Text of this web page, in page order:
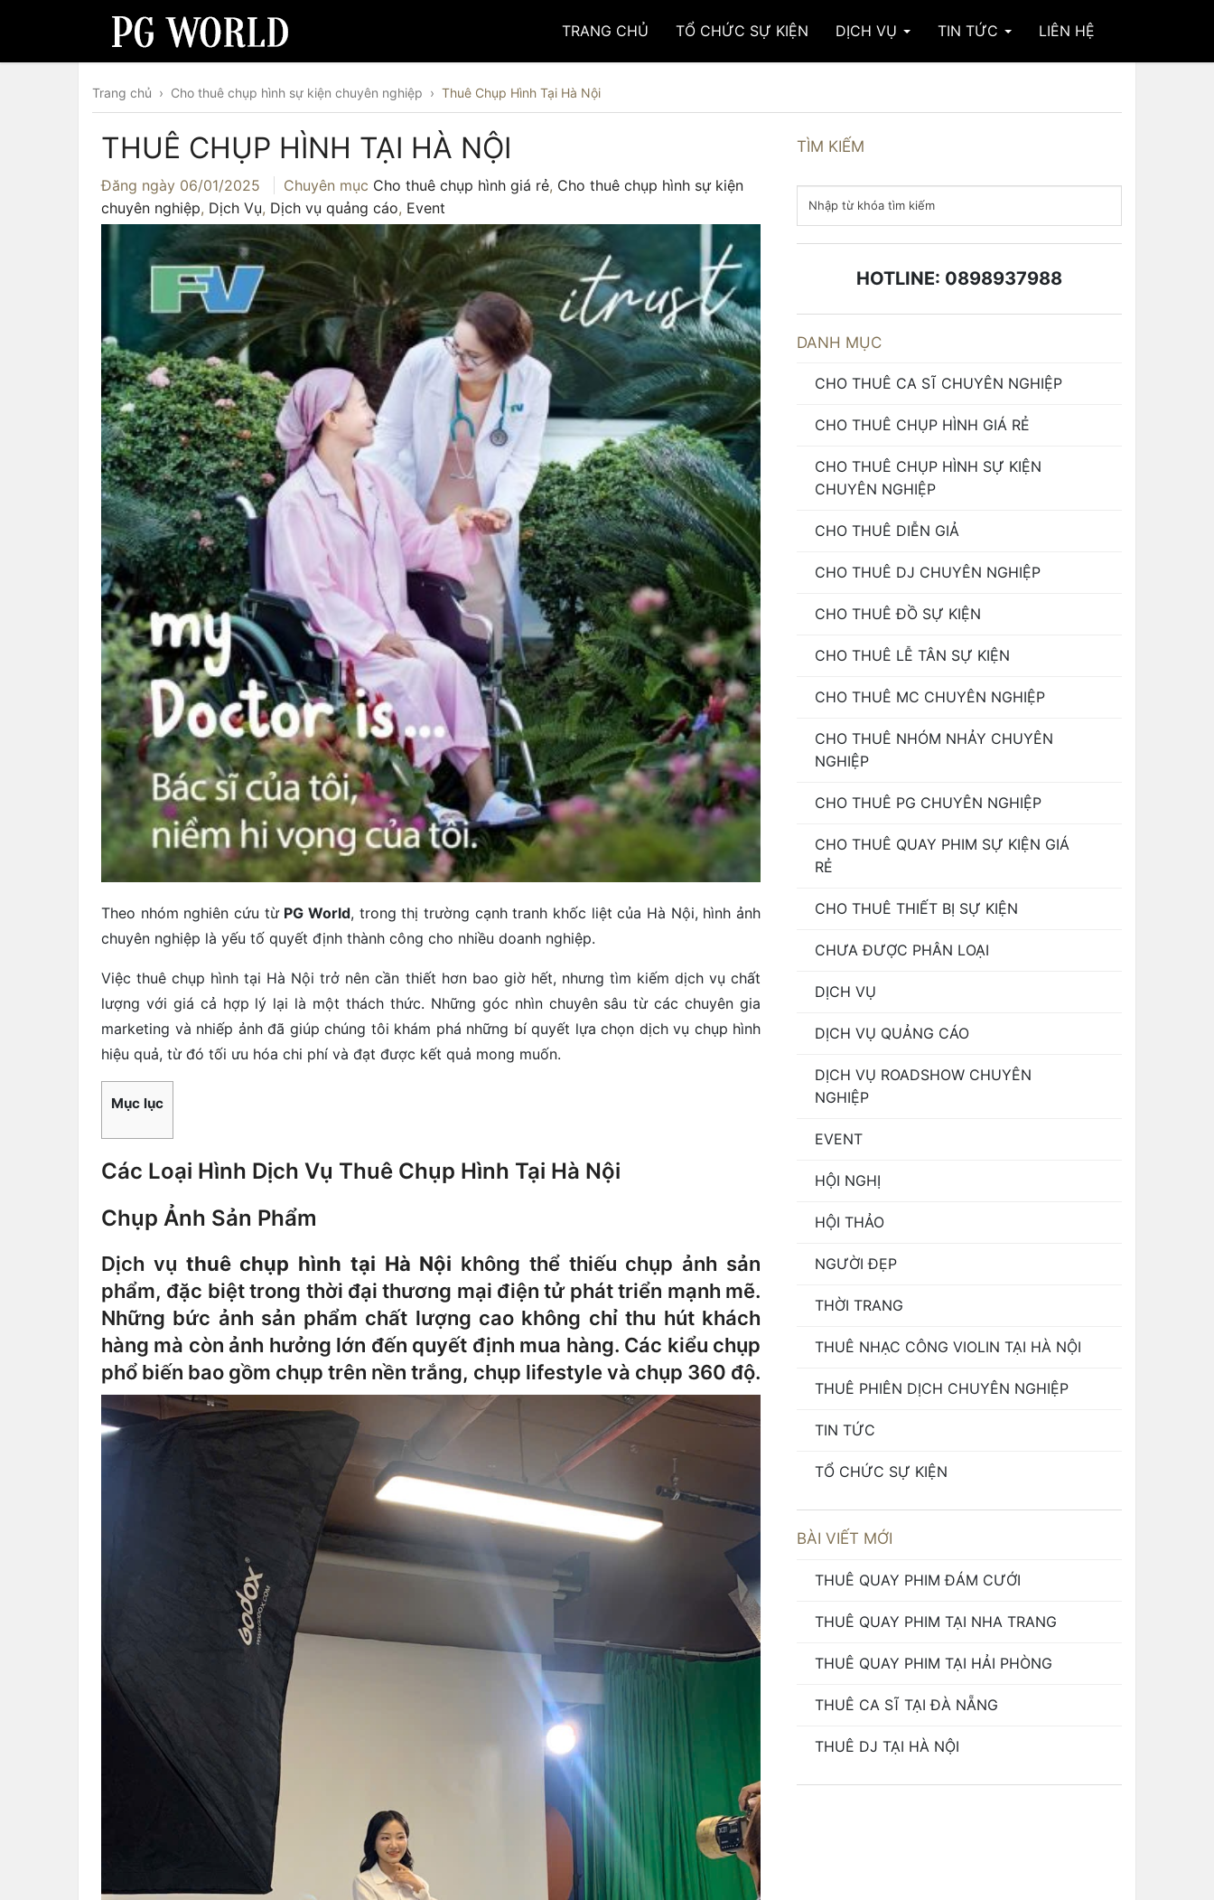
TRANG CHỦ TỔ CHỨC SỰ KIỆN DỊCH VỤ TIN TỨC LIÊN HỆ
Trang chủ › Cho thuê chụp hình sự kiện chuyên nghiệp › Thuê Chụp Hình Tại Hà Nội
THUÊ CHỤP HÌNH TẠI HÀ NỘI
Đăng ngày 06/01/2025 Chuyên mục Cho thuê chụp hình giá rẻ, Cho thuê chụp hình sự kiện
chuyên nghiệp, Dịch Vụ, Dịch vụ quảng cáo, Event
Theo nhóm nghiên cứu từ PG World, trong thị trường cạnh tranh khốc liệt của Hà Nội, hình ảnh
chuyên nghiệp là yếu tố quyết định thành công cho nhiều doanh nghiệp.
Việc thuê chụp hình tại Hà Nội trở nên cần thiết hơn bao giờ hết, nhưng tìm kiếm dịch vụ chất
lượng với giá cả hợp lý lại là một thách thức. Những góc nhìn chuyên sâu từ các chuyên gia
marketing và nhiếp ảnh đã giúp chúng tôi khám phá những bí quyết lựa chọn dịch vụ chụp hình
hiệu quả, từ đó tối ưu hóa chi phí và đạt được kết quả mong muốn.
Mục lục
Các Loại Hình Dịch Vụ Thuê Chụp Hình Tại Hà Nội
Chụp Ảnh Sản Phẩm
Dịch vụ thuê chụp hình tại Hà Nội không thể thiếu chụp ảnh sản
phẩm, đặc biệt trong thời đại thương mại điện tử phát triển mạnh mẽ.
Những bức ảnh sản phẩm chất lượng cao không chỉ thu hút khách
hàng mà còn ảnh hưởng lớn đến quyết định mua hàng. Các kiểu chụp
phổ biến bao gồm chụp trên nền trắng, chụp lifestyle và chụp 360 độ.
TÌM KIẾM
HOTLINE: 0898937988
DANH MỤC
CHO THUÊ CA SĨ CHUYÊN NGHIỆP
CHO THUÊ CHỤP HÌNH GIÁ RẺ
CHO THUÊ CHỤP HÌNH SỰ KIỆN
CHUYÊN NGHIỆP
CHO THUÊ DIỄN GIẢ
CHO THUÊ DJ CHUYÊN NGHIỆP
CHO THUÊ ĐỒ SỰ KIỆN
CHO THUÊ LỄ TÂN SỰ KIỆN
CHO THUÊ MC CHUYÊN NGHIỆP
CHO THUÊ NHÓM NHẢY CHUYÊN
NGHIỆP
CHO THUÊ PG CHUYÊN NGHIỆP
CHO THUÊ QUAY PHIM SỰ KIỆN GIÁ
RẺ
CHO THUÊ THIẾT BỊ SỰ KIỆN
CHƯA ĐƯỢC PHÂN LOẠI
DỊCH VỤ
DỊCH VỤ QUẢNG CÁO
DỊCH VỤ ROADSHOW CHUYÊN
NGHIỆP
EVENT
HỘI NGHỊ
HỘI THẢO
NGƯỜI ĐẸP
THỜI TRANG
THUÊ NHẠC CÔNG VIOLIN TẠI HÀ NỘI
THUÊ PHIÊN DỊCH CHUYÊN NGHIỆP
TIN TỨC
TỔ CHỨC SỰ KIỆN
BÀI VIẾT MỚI
THUÊ QUAY PHIM ĐÁM CƯỚI
THUÊ QUAY PHIM TẠI NHA TRANG
THUÊ QUAY PHIM TẠI HẢI PHÒNG
THUÊ CA SĨ TẠI ĐÀ NẴNG
THUÊ DJ TẠI HÀ NỘI